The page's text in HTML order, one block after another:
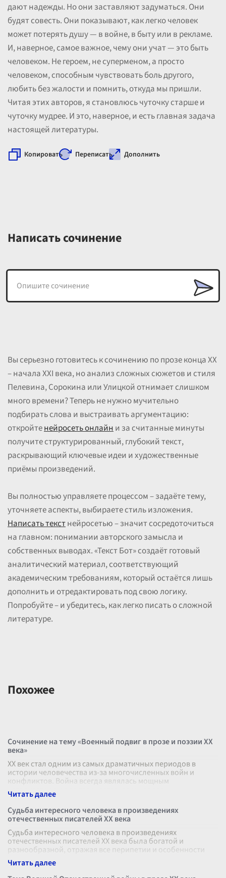
дают надежды. Но они заставляют задуматься. Они
будят совесть. Они показывают, как легко человек
может потерять душу — в войне, в быту или в рекламе.
И, наверное, самое важное, чему они учат — это быть
человеком. Не героем, не суперменом, а просто
человеком, способным чувствовать боль другого,
любить без жалости и помнить, откуда мы пришли.
Читая этих авторов, я становлюсь чуточку старше и
чуточку мудрее. И это, наверное, и есть главная задача
настоящей литературы.
Копировать Переписать Дополнить
Написать сочинение
Вы серьезно готовитесь к сочинению по прозе конца XX
– начала XXI века, но анализ сложных сюжетов и стиля
Пелевина, Сорокина или Улицкой отнимает слишком
много времени? Теперь не нужно мучительно
подбирать слова и выстраивать аргументацию:
откройтенейросеть онлайни за считанные минуты
получите структурированный, глубокий текст,
раскрывающий ключевые идеи и художественные
приёмы произведений.
Вы полностью управляете процессом – задаёте тему,
уточняете аспекты, выбираете стиль изложения.
Написать текстнейросетью – значит сосредоточиться
на главном: понимании авторского замысла и
собственных выводах. «Текст Бот» создаёт готовый
аналитический материал, соответствующий
академическим требованиям, который остаётся лишь
дополнить и отредактировать под свою логику.
Попробуйте – и убедитесь, как легко писать о сложной
литературе.
Похожее
Сочинение на тему «Военный подвиг в прозе и поэзии XX
века»
XX век стал одним из самых драматичных периодов в
истории человечества из-за многочисленных войн и
конфликтов. Война всегда являлась мощным
катализатором для творчества, вдохновляя
Судьба интересного человека в произведениях
отечественных писателей XX века
Судьба интересного человека в произведениях
отечественных писателей XX века была богатой и
разнообразной, отражая все перипетии и особенности
времени, в котором они жили и творили.